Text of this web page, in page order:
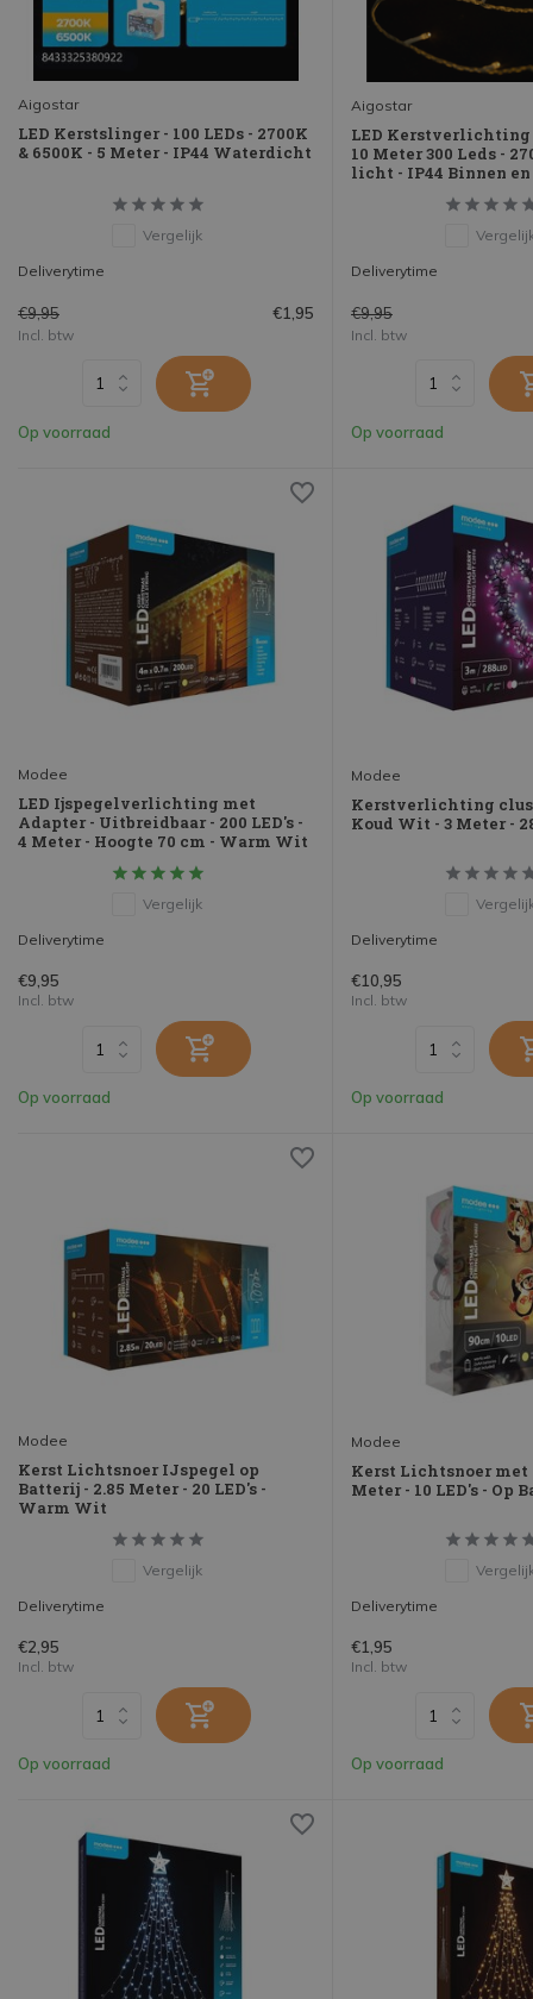
Aigostar
LED Kerstslinger - 100 LEDs - 2700K
& 6500K - 5 Meter - IP44 Waterdicht
Vergelijk
Deliverytime
€9,95 €1,95
Incl. btw
Op voorraad
Aigostar
LED Kerstverlichting
10 Meter 300 Leds -
licht - IP44 Binnen
Deliverytime
€9,95
Incl. btw
Op voorraad
Modee
LED Ijspegelverlichting met
Adapter - Uitbreidbaar - 200 LED's -
4 Meter - Hoogte 70 cm - Warm Wit
Vergelijk
Deliverytime
€9,95
Incl. btw
Op voorraad
Modee
Kerstverlichting
Koud Wit - 3 Meter -
Deliverytime
€10,95
Incl. btw
Op voorraad
Modee
Kerst Lichtsnoer IJspegel op
Batterij - 2.85 Meter - 20 LED's -
Warm Wit
Vergelijk
Deliverytime
€2,95
Incl. btw
Op voorraad
Modee
Kerst Lichtsnoer met
Meter - 10 LED's - Op
Deliverytime
€1,95
Incl. btw
Op voorraad